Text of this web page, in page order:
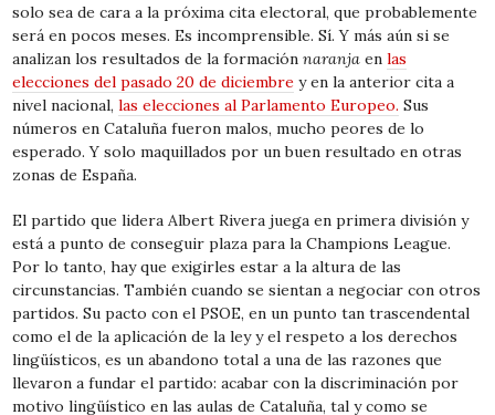
solo sea de cara a la próxima cita electoral, que probablemente
será en pocos meses. Es incomprensible. Sí. Y más aún si se
analizan los resultados de la formaciónnaranja enlas
elecciones del pasado 20 de diciembre y en la anterior cita a
nivel nacional,las elecciones al Parlamento Europeo. Sus
números en Cataluña fueron malos, mucho peores de lo
esperado. Y solo maquillados por un buen resultado en otras
zonas de España.
El partido que lidera Albert Rivera juega en primera división y
está a punto de conseguir plaza para la Champions League.
Por lo tanto, hay que exigirles estar a la altura de las
circunstancias. También cuando se sientan a negociar con otros
partidos. Su pacto con el PSOE, en un punto tan trascendental
como el de la aplicación de la ley y el respeto a los derechos
lingüísticos, es un abandono total a una de las razones que
llevaron a fundar el partido: acabar con la discriminación por
motivo lingüístico en las aulas de Cataluña, tal y como se